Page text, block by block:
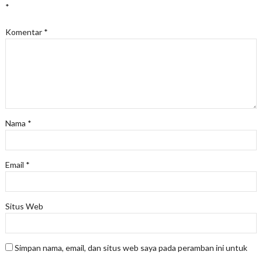
*
Komentar *
Nama *
Email *
Situs Web
Simpan nama, email, dan situs web saya pada peramban ini untuk